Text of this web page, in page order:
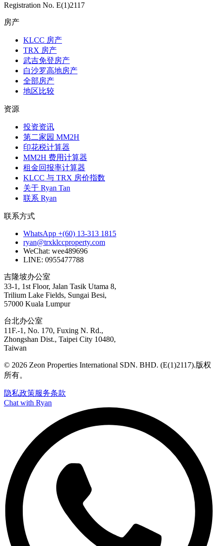
Registration No. E(1)2117
房产
KLCC 房产
TRX 房产
武吉免登房产
白沙罗高地房产
全部房产
地区比较
资源
投资资讯
第二家园 MM2H
印花税计算器
MM2H 费用计算器
租金回报率计算器
KLCC 与 TRX 房价指数
关于 Ryan Tan
联系 Ryan
联系方式
WhatsApp +(60) 13-313 1815
ryan@trxklccproperty.com
WeChat: wee489696
LINE: 0955477788
吉隆坡办公室
33-1, 1st Floor, Jalan Tasik Utama 8,
Trilium Lake Fields, Sungai Besi,
57000 Kuala Lumpur
台北办公室
11F.-1, No. 170, Fuxing N. Rd.,
Zhongshan Dist., Taipei City 10480,
Taiwan
© 2026 Zeon Properties International SDN. BHD. (E(1)2117).版权
所有。
隐私政策服务条款
Chat with Ryan